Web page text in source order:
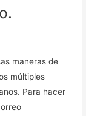
maneras de
múltiples
Para hacer